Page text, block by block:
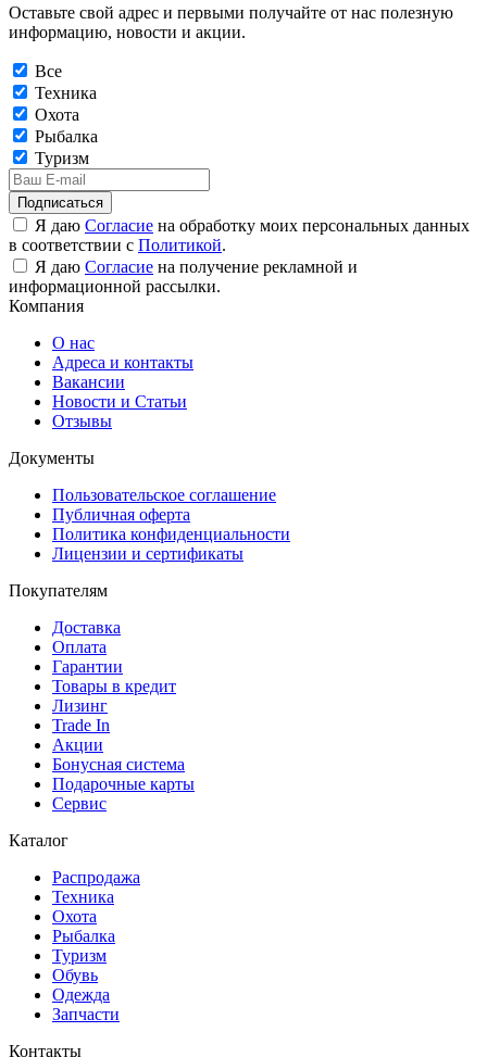
Оставьте свой адрес и первыми получайте от нас полезную
информацию, новости и акции.
Все
Техника
Охота
Рыбалка
Туризм
Подписаться
Я даю Согласие на обработку моих персональных данных
в соответствии с Политикой.
Я даю Согласие на получение рекламной и
информационной рассылки.
Компания
О нас
Адреса и контакты
Вакансии
Новости и Статьи
Отзывы
Документы
Пользовательское соглашение
Публичная оферта
Политика конфиденциальности
Лицензии и сертификаты
Покупателям
Доставка
Оплата
Гарантии
Товары в кредит
Лизинг
Trade In
Акции
Бонусная система
Подарочные карты
Сервис
Каталог
Распродажа
Техника
Охота
Рыбалка
Туризм
Обувь
Одежда
Запчасти
Контакты